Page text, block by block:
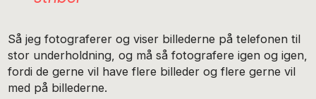
Så jeg fotograferer og viser billederne på telefonen til
stor underholdning, og må så fotografere igen og igen,
fordi de gerne vil have flere billeder og flere gerne vil
med på billederne.